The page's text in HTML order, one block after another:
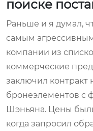
поиске
Раньше и я думал,
самым
компании из
коммерческие
заключил
бронеэлементов с
Шэньяна. Цены
когда запросил